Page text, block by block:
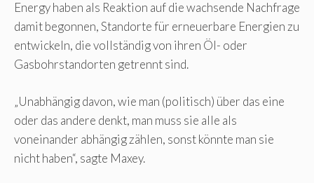
Energy haben als Reaktion auf die wachsende Nachfrage
damit begonnen, Standorte für erneuerbare Energien zu
entwickeln, die vollständig von ihren Öl- oder
Gasbohrstandorten getrennt sind.
„Unabhängig davon, wie man (politisch) über das eine
oder das andere denkt, man muss sie alle als
voneinander abhängig zählen, sonst könnte man sie
nicht haben“, sagte Maxey.